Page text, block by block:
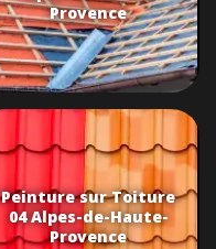
Provence
Peinture sur Toiture
04 Alpes-de-Haute-
Provence